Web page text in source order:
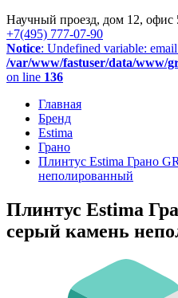
Научный проезд, дом 12, офис
+7(495) 777-07-90
Notice: Undefined variable:
/var/www/fastuser/data/www/
on line 136
Главная
Бренд
Estima
Грано
Плинтус Estima Грано
неполированный
Плинтус Estima
серый камень